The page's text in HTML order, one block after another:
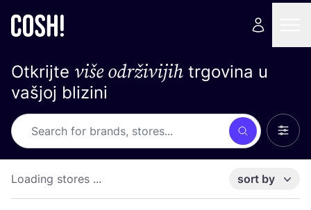
Otkrijte više održivijih trgovina u
vašjoj blizini
Search
Loading stores ... sort by